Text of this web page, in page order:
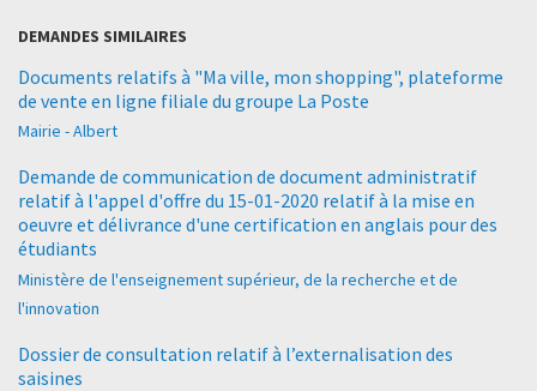
DEMANDES SIMILAIRES
Documents relatifs à "Ma ville, mon shopping", plateforme
de vente en ligne filiale du groupe La Poste
Mairie - Albert
Demande de communication de document administratif
relatif à l'appel d'offre du 15-01-2020 relatif à la mise en
oeuvre et délivrance d'une certification en anglais pour des
étudiants
Ministère de l'enseignement supérieur, de la recherche et de
l'innovation
Dossier de consultation relatif à l’externalisation des
saisines